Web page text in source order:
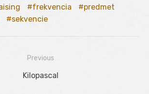
frekvencia
predmet
sekvencie
Previous
Previous
Kilopascal